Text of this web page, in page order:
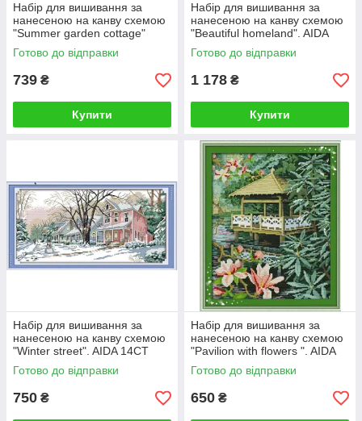
Набір для вишивання за
нанесеною на канву схемою
"Summer garden cottage"
AIDA 14CT printed, 44*38 см
Готово до відправки
739 ₴
Купити
Набір для вишивання за
нанесеною на канву схемою
"Beautiful homeland". AIDA
14CT printed, 54*44 см
Готово до відправки
1 178 ₴
Купити
Набір для вишивання за
нанесеною на канву схемою
"Winter street". AIDA 14CT
printed, 46*26 см
Готово до відправки
750 ₴
Набір для вишивання за
нанесеною на канву схемою
"Pavilion with flowers ". AIDA
14CT printed, 33*38 см
Готово до відправки
650 ₴